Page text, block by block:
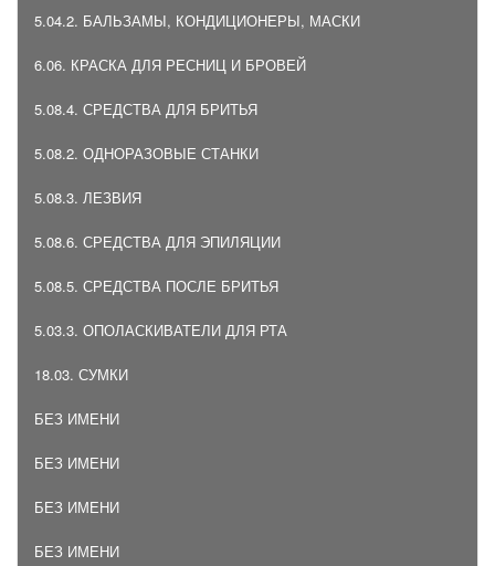
5.04.2. БАЛЬЗАМЫ, КОНДИЦИОНЕРЫ, МАСКИ
6.06. КРАСКА ДЛЯ РЕСНИЦ И БРОВЕЙ
5.08.4. СРЕДСТВА ДЛЯ БРИТЬЯ
5.08.2. ОДНОРАЗОВЫЕ СТАНКИ
5.08.3. ЛЕЗВИЯ
5.08.6. СРЕДСТВА ДЛЯ ЭПИЛЯЦИИ
5.08.5. СРЕДСТВА ПОСЛЕ БРИТЬЯ
5.03.3. ОПОЛАСКИВАТЕЛИ ДЛЯ РТА
18.03. СУМКИ
БЕЗ ИМЕНИ
БЕЗ ИМЕНИ
БЕЗ ИМЕНИ
БЕЗ ИМЕНИ